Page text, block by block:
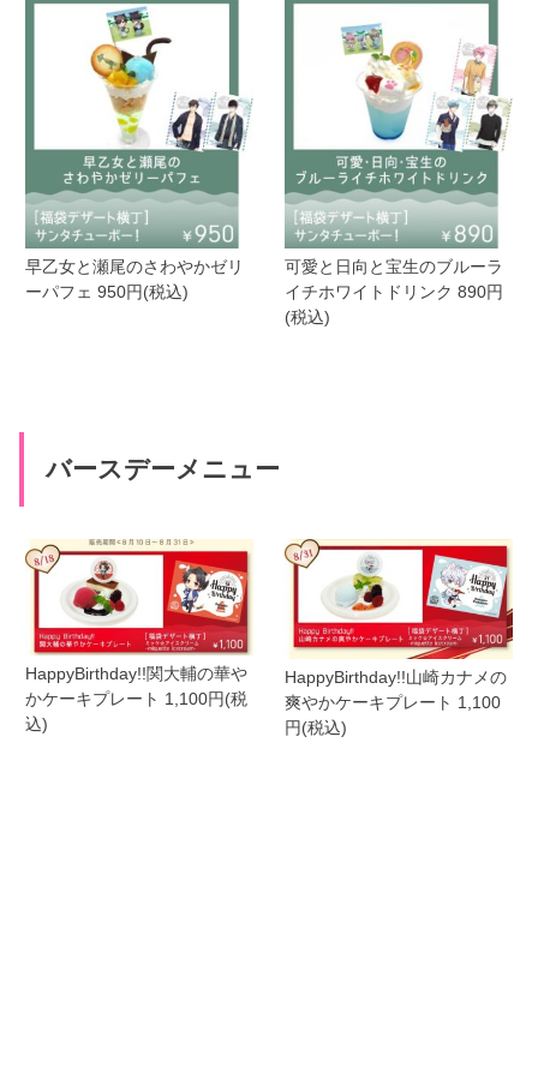
早乙女と瀬尾のさわやかゼリ
ーパフェ 950円(税込)
可愛と日向と宝生のブルーラ
イチホワイトドリンク 890円
(税込)
バースデーメニュー
HappyBirthday!!関大輔の華や
かケーキプレート 1,100円(税
込)
HappyBirthday!!山崎カナメの
爽やかケーキプレート 1,100
円(税込)